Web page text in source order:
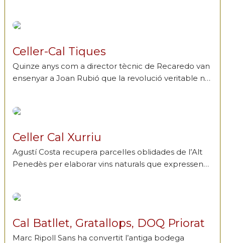
Celler-Cal Tiques
Quinze anys com a director tècnic de Recaredo van
ensenyar a Joan Rubió que la revolució veritable n…
Celler Cal Xurriu
Agustí Costa recupera parcel·les oblidades de l’Alt
Penedès per elaborar vins naturals que expressen…
Cal Batllet, Gratallops, DOQ Priorat
Marc Ripoll Sans ha convertit l’antiga bodega